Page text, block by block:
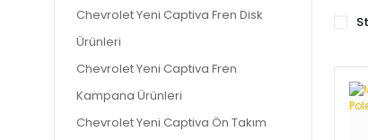
Chevrolet Yeni Captiva Fren Disk
Ürünleri
Chevrolet Yeni Captiva Fren
Kampana Ürünleri
Chevrolet Yeni Captiva Ön Takım